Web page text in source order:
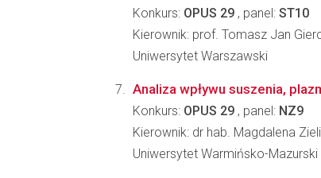
Konkurs: OPUS 29 , panel: ST10
Kierownik: prof. Tomasz Jan
Uniwersytet Warszawski
Analiza wpływu suszenia,
Konkurs: OPUS 29 , panel: NZ9
Kierownik: dr hab. Magdalena
Uniwersytet Warmińsko-Mazurski